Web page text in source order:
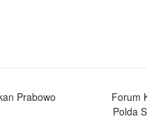
Prabowo
Forum
Polda